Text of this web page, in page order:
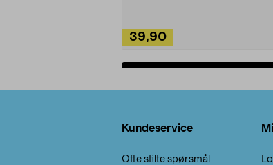
39,90
Kundeservice
Ofte stilte spørsmål